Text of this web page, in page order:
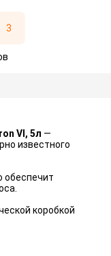
3
VI, 5л —
известного
обеспечит
коробкой